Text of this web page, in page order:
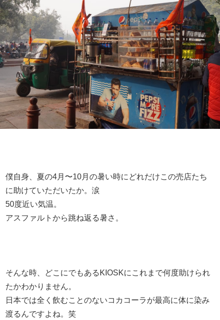
僕自身、夏の4月〜10月の暑い時にどれだけこの売店たち
に助けていただいたか。涙
50度近い気温。
アスファルトから跳ね返る暑さ。
そんな時、どこにでもあるKIOSKにこれまで何度助けられ
たかわかりません。
日本では全く飲むことのないコカコーラが最高に体に染み
渡るんですよね。笑